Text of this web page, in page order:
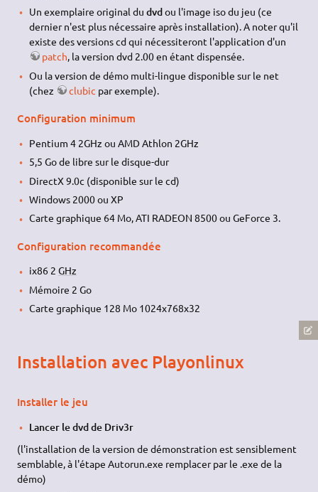
Un exemplaire original du dvdou l'image iso du jeu (ce
dernier n'est plus nécessaire après installation). A noter qu'il
existe des versions cd qui nécessiteront l'application d'un
patch, la version dvd 2.00 en étant dispensée.
Ou la version de démo multi-lingue disponible sur le net
(chez
clubic par exemple).
Configuration minimum
Pentium 4 2GHz ou AMD Athlon 2GHz
5,5 Go de libre sur le disque-dur
DirectX 9.0c (disponible sur le cd)
Windows 2000 ou XP
Carte graphique 64 Mo, ATI RADEON 8500 ou GeForce 3.
Configuration recommandée
ix86 2 GHz
Mémoire 2 Go
Carte graphique 128 Mo 1024x768x32
Installation avec Playonlinux
Installer le jeu
Lancer le dvd de Driv3r
(l'installation de la version de démonstration est sensiblement
semblable, à l'étape Autorun.exe remplacer par le .exe de la
démo)